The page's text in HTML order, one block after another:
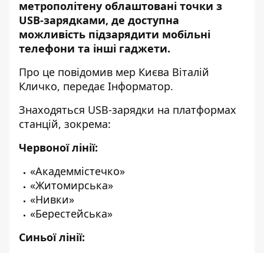
метрополітену облаштовані точки з
USB-зарядками, де доступна
можливість підзарядити мобільні
телефони та інші гаджети.
Про це повідомив мер Києва Віталій
Кличко, передає Інформатор.
Знаходяться USB-зарядки на платформах
станцій, зокрема:
Червоної лінії:
«Академмістечко»
«Житомирська»
«Нивки»
«Берестейська»
Синьої лінії: